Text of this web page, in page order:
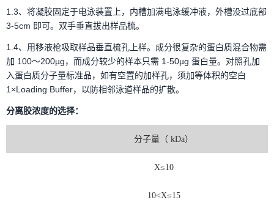
1.3、将凝胶固定于电泳装置上，内槽加满电泳缓冲液，外槽没过底部
3-5cm 即可。双手垂直拔出样品梳。
1.4、用移液枪吸取样品垂直梳孔上样。成分很复杂的蛋白质混合物需
加 100～200µg，而成分较少的样本只需 1-50µg 蛋白量。对照孔加
入蛋白质分子量标准品，如有空置的加样孔，须加等体积的空白
1×Loading Buffer，以防相邻泳道样品的扩散。
分离胶浓度的选择：
分子量（ kDa）
X≤10
10<X≤15